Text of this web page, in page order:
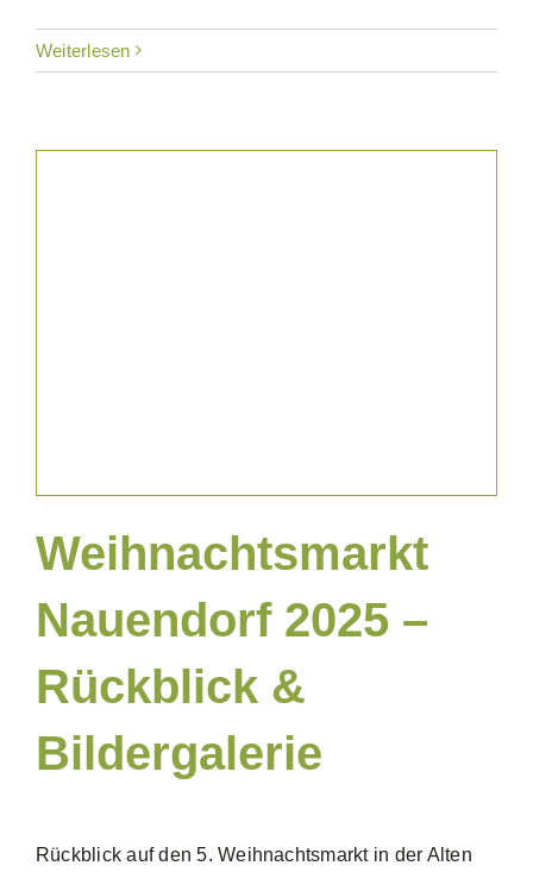
Weiterlesen
Weihnachtsmarkt
Nauendorf 2025 –
Rückblick &
Bildergalerie
Rückblick auf den 5. Weihnachtsmarkt in der Alten